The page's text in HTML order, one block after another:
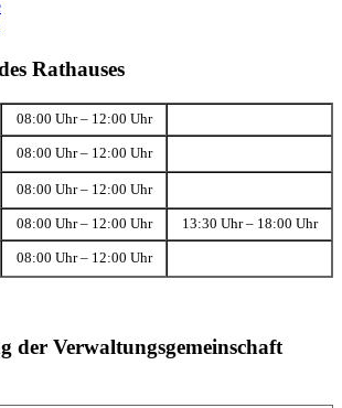
Rathauses
08:00 Uhr – 12:00 Uhr
08:00 Uhr – 12:00 Uhr
08:00 Uhr – 12:00 Uhr
08:00 Uhr – 12:00 Uhr 13:30 Uhr – 18:00 Uhr
08:00 Uhr – 12:00 Uhr
der Verwaltungsgemeinschaft